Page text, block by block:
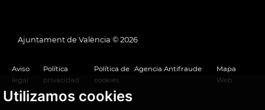
Utilizamos cookies
Ajuntament de València © 2026
Aviso
legal
Política
privacidad
Política de
cookies
Agencia Antifraude
Mapa
Web